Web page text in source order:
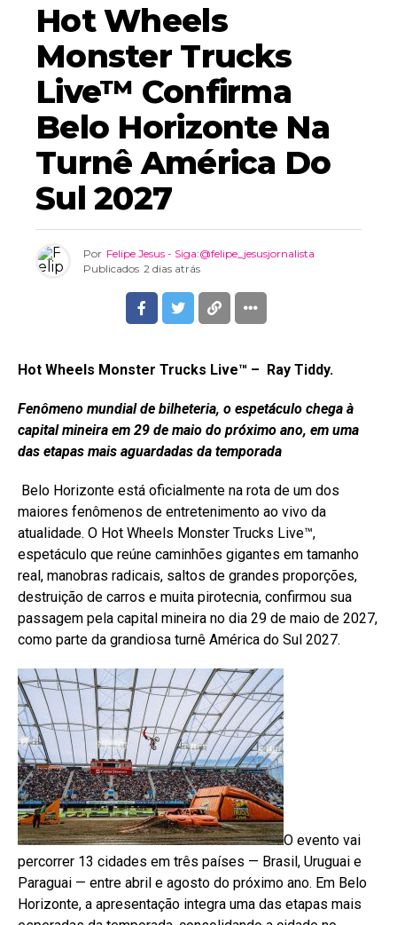
Hot Wheels
Monster Trucks
Live™ Confirma
Belo Horizonte Na
Turnê América Do
Sul 2027
Por Felipe Jesus - Siga:@felipe_jesusjornalista
Publicados 2 dias atrás
Hot Wheels Monster Trucks Live™ – Ray Tiddy.
Fenômeno mundial de bilheteria, o espetáculo chega à
capital mineira em 29 de maio do próximo ano, em uma
das etapas mais aguardadas da temporada
Belo Horizonte está oficialmente na rota de um dos
maiores fenômenos de entretenimento ao vivo da
atualidade. O Hot Wheels Monster Trucks Live™,
espetáculo que reúne caminhões gigantes em tamanho
real, manobras radicais, saltos de grandes proporções,
destruição de carros e muita pirotecnia, confirmou sua
passagem pela capital mineira no dia 29 de maio de 2027,
como parte da grandiosa turnê América do Sul 2027.
O evento vai
percorrer 13 cidades em três países — Brasil, Uruguai e
Paraguai — entre abril e agosto do próximo ano. Em Belo
Horizonte, a apresentação integra uma das etapas mais